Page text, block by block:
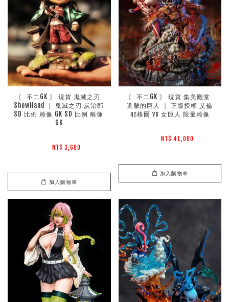
ShowHand ｜ 鬼滅之刃 炭治郎
SD 比例 雕像 GK SD 比例 雕像
GK
NT$ 3,680
加入購物車
〘 不二GK 〙 現貨 集美殿堂
進擊的巨人 ｜ 正版授權 艾倫
耶格爾 vs 女巨人 限量雕像
NT$ 41,000
加入購物車